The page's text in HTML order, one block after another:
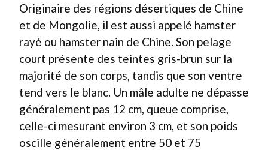
Originaire des régions désertiques de Chine
et de Mongolie, il est aussi appelé hamster
rayé ou hamster nain de Chine. Son pelage
court présente des teintes gris-brun sur la
majorité de son corps, tandis que son ventre
tend vers le blanc. Un mâle adulte ne dépasse
généralement pas 12 cm, queue comprise,
celle-ci mesurant environ 3 cm, et son poids
oscille généralement entre 50 et 75